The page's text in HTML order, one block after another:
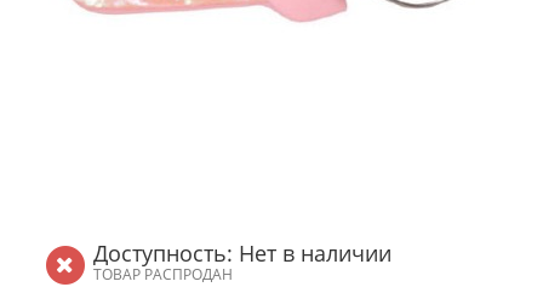
Доступность: Нет в наличии
ТОВАР РАСПРОДАН